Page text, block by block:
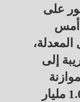
على
أمس
المعدلة،
إلى
المعتمدة سابقاً والبالغة 1.024 مليار